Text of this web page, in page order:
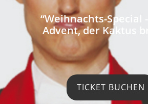
“Weihnachts-Special
Advent, der Kaktus
TICKET BUCHEN